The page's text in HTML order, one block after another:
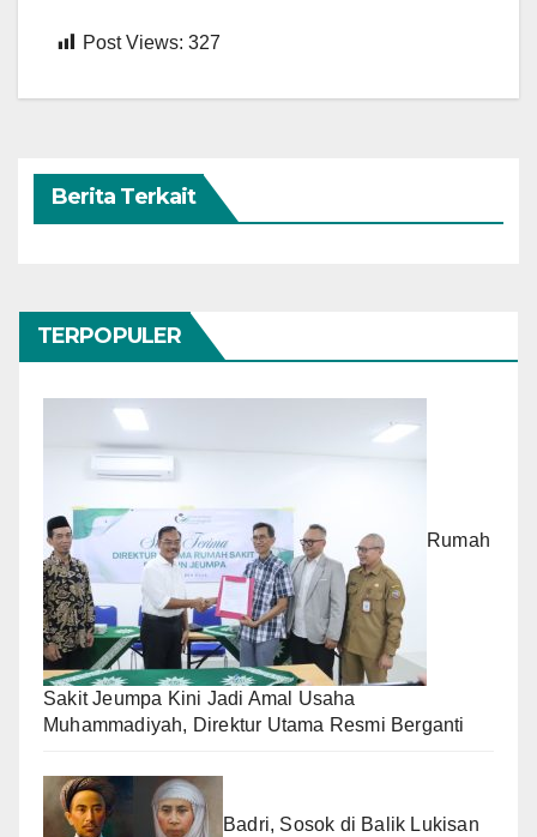
Post Views: 327
Berita Terkait
TERPOPULER
Rumah
Sakit Jeumpa Kini Jadi Amal Usaha
Muhammadiyah, Direktur Utama Resmi Berganti
Badri, Sosok di Balik Lukisan